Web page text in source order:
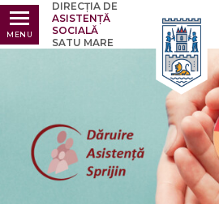
MENU
DIRECȚIA DE
ASISTENȚĂ
SOCIALĂ
SATU MARE
Ultimele